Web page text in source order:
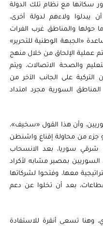
سكانها مع نظام تلك الدولة
ولاءهم لدولة أخرى،
حولها والمناطق غرب الفرات
«الجبهة الوطنية للتحرير»
عملية الإلحاق من خلال منهج
والصحة الاتصالات، ويتم
على الجانب الآخر من
السورية مجرد امتداد
وأن هذا القول «سخيف»،
من محاولة إقناع واشنطن
سوريا، بعد الانسحاب
بمصير مشابه لأكراد
معها، وفتحوا لشركاتها
بعد أن تخلوا عن دعم
وهنا تسعى أنقرة للاستفادة